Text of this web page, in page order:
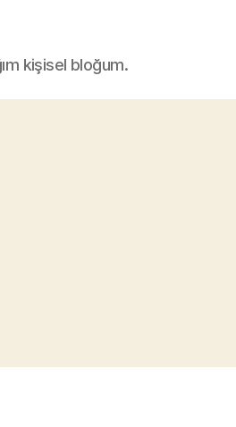
kişisel bloğum.